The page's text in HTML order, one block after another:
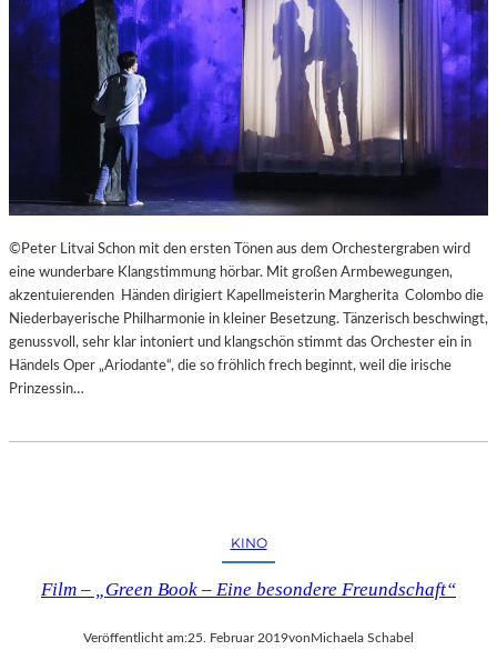
R
I
G
I
E
R
N
“
–
E
W
H
M
©Peter Litvai Schon mit den ersten Tönen aus dem Orchestergraben wird
eine wunderbare Klangstimmung hörbar. Mit großen Armbewegungen,
akzentuierenden Händen dirigiert Kapellmeisterin Margherita Colombo die
Niederbayerische Philharmonie in kleiner Besetzung. Tänzerisch beschwingt,
genussvoll, sehr klar intoniert und klangschön stimmt das Orchester ein in
Händels Oper „Ariodante“, die so fröhlich frech beginnt, weil die irische
Prinzessin…
KINO
Film – „Green Book – Eine besondere Freundschaft“
Veröffentlicht am:25. Februar 2019von Michaela Schabel